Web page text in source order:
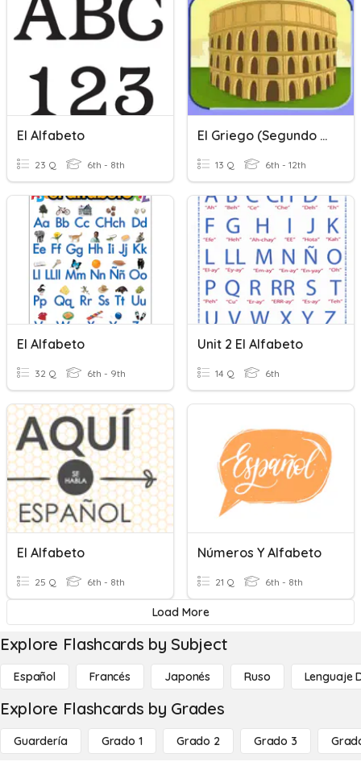
El Alfabeto
23 Q 6th - 8th
El Griego (Segundo Quizizz)
13 Q 6th - 12th
El Alfabeto
32 Q 6th - 9th
Unit 2 El Alfabeto
14 Q 6th
El Alfabeto
25 Q 6th - 8th
Números Y Alfabeto
21 Q 6th - 8th
Load More
Explore Flashcards by Subject
Español Francés Japonés Ruso Lenguaje
Explore Flashcards by Grades
Guardería Grado 1 Grado 2 Grado 3